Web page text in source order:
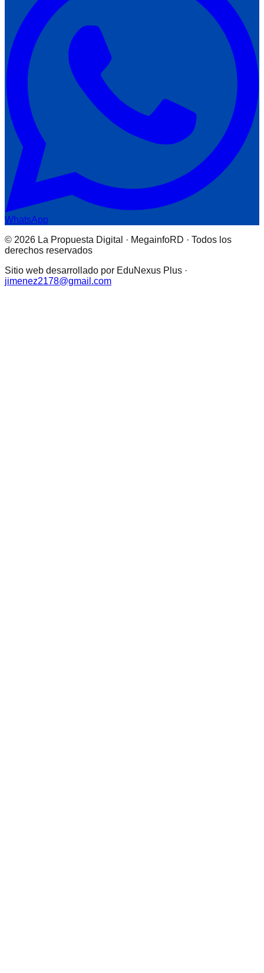
WhatsApp
© 2026 La Propuesta Digital · MegainfoRD · Todos los
derechos reservados
Sitio web desarrollado por EduNexus Plus ·
jimenez2178@gmail.com